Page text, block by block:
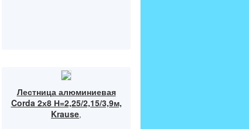
Лестница алюминиевая
Corda 2х8 Н=2,25/2,15/3,9м,
Krause,